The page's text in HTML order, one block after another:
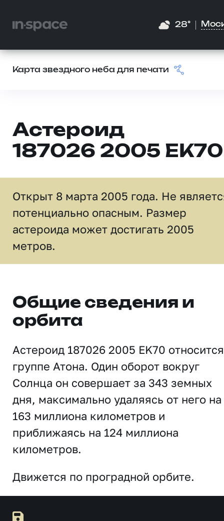
28°
Карта звездного неба для печати
Астероид
187026 2005 EK70
Открыт 8 марта 2005 года. Не
потенциально опасным. Размер
астероида может достигать 2005
метров.
Общие сведения и
орбита
Астероид 187026 2005 EK70
группе Атона. Один оборот вокруг
Солнца он совершает за 343 земных
дня, максимально удаляясь от него на
163 миллиона километров и
приближаясь на 124 миллиона
километров.
Движется по проградной орбите.